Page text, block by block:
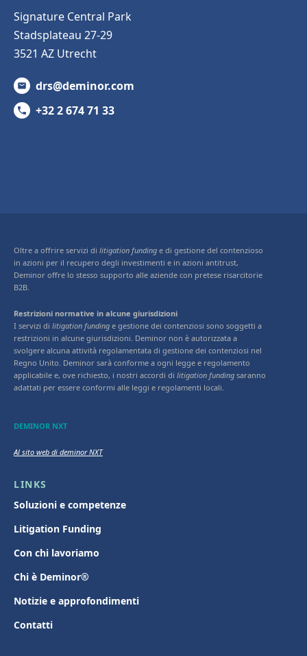
Signature Central Park
Stadsplateau 27-29
3521 AZ Utrecht
drs@deminor.com
+32 2 674 71 33
Oltre a offrire servizi di litigation funding e di gestione del contenzioso
in azioni per il recupero degli investimenti e in azioni antitrust,
Deminor offre lo stesso supporto alle aziende con pretese risarcitorie
B2B.
Restrizioni normative in alcune giurisdizioni
I servizi di litigation funding e gestione dei contenziosi sono soggetti a
restrizioni in alcune giurisdizioni. Deminor non è autorizzata a
svolgere alcuna attività regolamentata di gestione dei contenziosi nel
Regno Unito. Deminor sarà conforme a ogni legge e regolamento
applicabile e, ove richiesto, i nostri accordi di litigation funding saranno
adattati per essere conformi alle leggi e regolamenti locali.
DEMINOR NXT
Al sito web di deminor NXT
LINKS
Soluzioni e competenze
Litigation Funding
Con chi lavoriamo
Chi è Deminor®
Notizie e approfondimenti
Contatti